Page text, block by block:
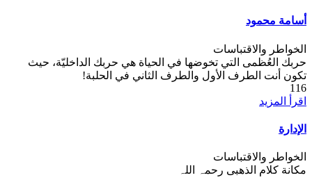
أسامة محمود
الخواطر والاقتباسات
حربك العُظمى التي تخوضها في الحياة هي حربك الداخليّة، حيث
تكون أنت الطرف الأول والطرف الثاني في الحلبة!
116
اقرأ المزيد
الإدارة
الخواطر والاقتباسات
مکانة کلام الذهبی رحمہ اللہ